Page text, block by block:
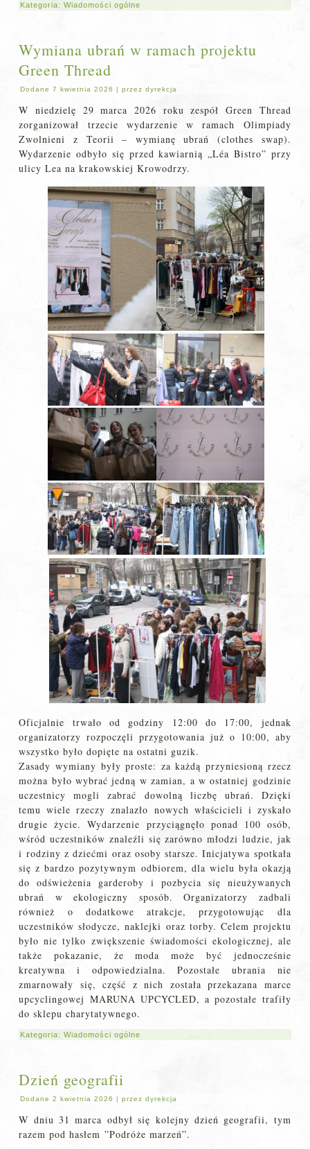
Kategoria:Wiadomości ogólne
Wymiana ubrań w ramach projektu
Green Thread
Dodane 7 kwietnia 2026 |przez dyrekcja
W niedzielę 29 marca 2026 roku zespół Green Thread
zorganizował trzecie wydarzenie w ramach Olimpiady
Zwolnieni z Teorii – wymianę ubrań (clothes swap).
Wydarzenie odbyło się przed kawiarnią „Léa Bistro” przy
ulicy Lea na krakowskiej Krowodrzy.
Oficjalnie trwało od godziny 12:00 do 17:00, jednak
organizatorzy rozpoczęli przygotowania już o 10:00, aby
wszystko było dopięte na ostatni guzik.
Zasady wymiany były proste: za każdą przyniesioną rzecz
można było wybrać jedną w zamian, a w ostatniej godzinie
uczestnicy mogli zabrać dowolną liczbę ubrań. Dzięki
temu wiele rzeczy znalazło nowych właścicieli i zyskało
drugie życie. Wydarzenie przyciągnęło ponad 100 osób,
wśród uczestników znaleźli się zarówno młodzi ludzie, jak
i rodziny z dziećmi oraz osoby starsze. Inicjatywa spotkała
się z bardzo pozytywnym odbiorem, dla wielu była okazją
do odświeżenia garderoby i pozbycia się nieużywanych
ubrań w ekologiczny sposób. Organizatorzy zadbali
również o dodatkowe atrakcje, przygotowując dla
uczestników słodycze, naklejki oraz torby. Celem projektu
było nie tylko zwiększenie świadomości ekologicznej, ale
także pokazanie, że moda może być jednocześnie
kreatywna i odpowiedzialna. Pozostałe ubrania nie
zmarnowały się, część z nich została przekazana marce
upcyclingowej MARUNA UPCYCLED, a pozostałe trafiły
do sklepu charytatywnego.
Kategoria:Wiadomości ogólne
Dzień geografii
Dodane 2 kwietnia 2026 |przez dyrekcja
W dniu 31 marca odbył się kolejny dzień geografii, tym
razem pod hasłem ”Podróże marzeń”.